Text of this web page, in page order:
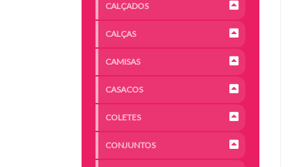
CALÇADOS
CALÇAS
CAMISAS
CASACOS
COLETES
CONJUNTOS